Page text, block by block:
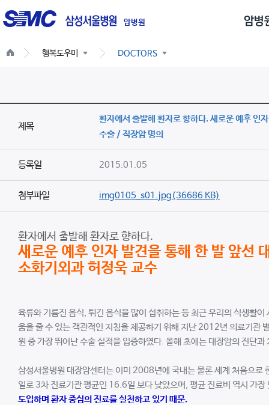
암병원
글
로
네
이
행복도우미 DOCTORS
제목
환자에서 출발해 환자로 향하다. 새로운 예후 인
수술 / 직장암 명의
등록일 2015.01.05
첨부파일 img0105_s01.jpg(36686 KB)
환자에서 출발해 환자로 향하다.
새로운 예후 인자 발견을 통해 한 발 앞선
소화기외과 허정욱 교수
육류와 기름진 음식, 튀긴 음식을 많이 섭취하는 등 최근 우리의 식생활
움을 줄 수 있는 객관적인 지침을 제공하기 위해 지난 2012년 의료기관
원 중 가장 뛰어난 수술 실적을 입증하였다. 올해 초에는 대장암의 진단
삼성서울병원 대장암센터는 이미 2008년에 국내는 물론 세계 처음으
일로 3차 진료기관 평균인 16.6일 보다 낮았으며, 평균 진료비 역시 가
도입하며 환자 중심의 진료를 실천하고 있기 때문.